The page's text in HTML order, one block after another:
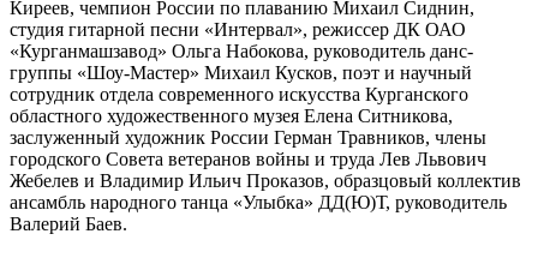
Киреев, чемпион России по плаванию Михаил Сиднин,
студия гитарной песни «Интервал», режиссер ДК ОАО
«Курганмашзавод» Ольга Набокова, руководитель данс-
группы «Шоу-Мастер» Михаил Кусков, поэт и научный
сотрудник отдела современного искусства Курганского
областного художественного музея Елена Ситникова,
заслуженный художник России Герман Травников, члены
городского Совета ветеранов войны и труда Лев Львович
Жебелев и Владимир Ильич Проказов, образцовый коллектив
ансамбль народного танца «Улыбка» ДД(Ю)Т, руководитель
Валерий Баев.